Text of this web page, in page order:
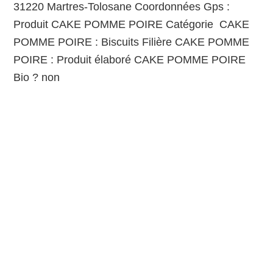
31220 Martres-Tolosane Coordonnées Gps :
Produit CAKE POMME POIRE Catégorie CAKE
POMME POIRE : Biscuits Filière CAKE POMME
POIRE : Produit élaboré CAKE POMME POIRE
Bio ? non